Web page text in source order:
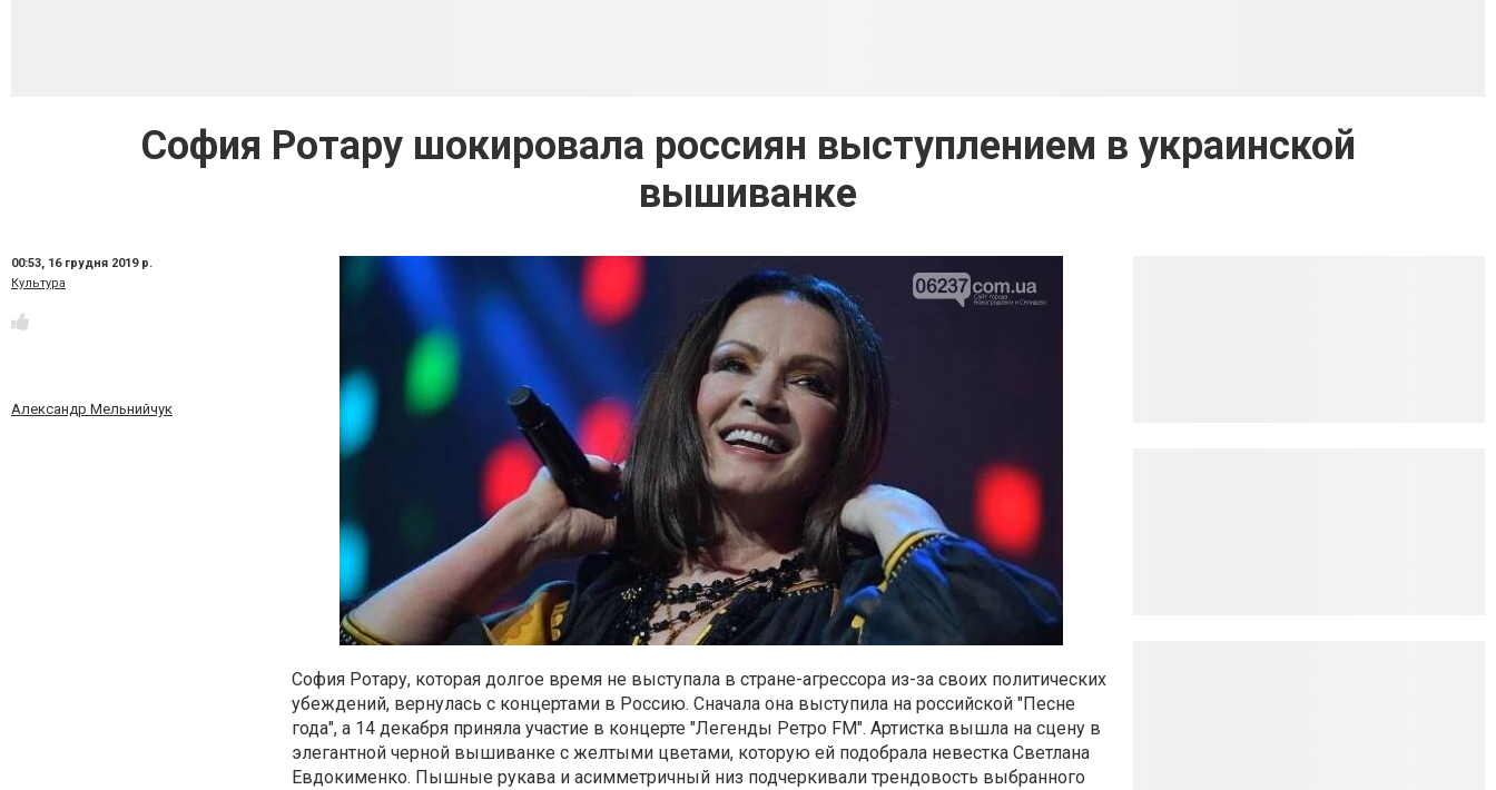
София Ротару шокировала россиян выступлением в украинской
вышиванке
00:53, 16 грудня 2019 р.
Культура
Александр Мельнийчук
София Ротару, которая долгое время не выступала в стране-агрессора из-за своих политических
убеждений, вернулась с концертами в Россию. Сначала она выступила на российской "Песне
года", а 14 декабря приняла участие в концерте "Легенды Ретро FM". Артистка вышла на сцену в
элегантной черной вышиванке с желтыми цветами, которую ей подобрала невестка Светлана
Евдокименко. Пышные рукава и асимметричный низ подчеркивали трендовость выбранного